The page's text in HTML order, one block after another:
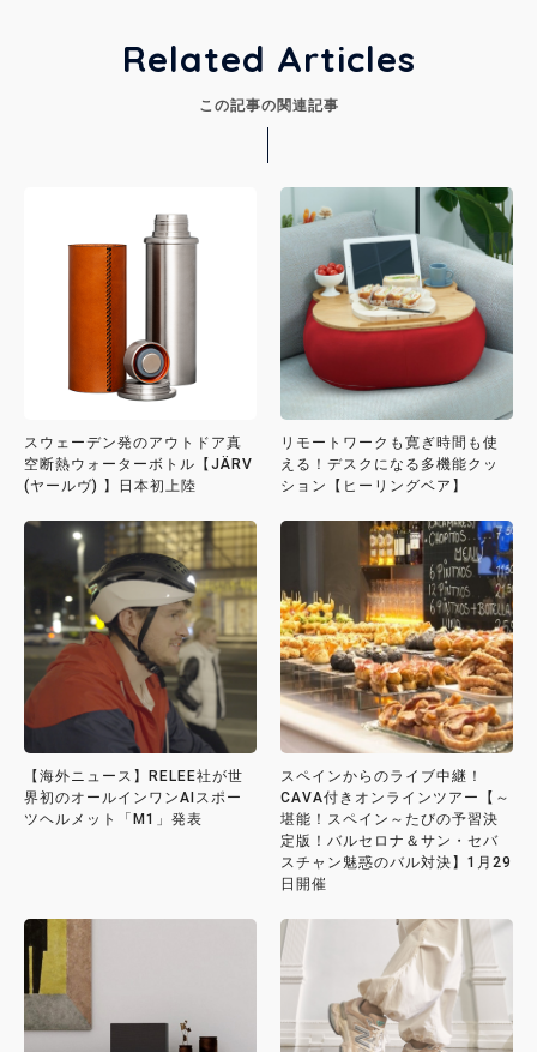
Related Articles
この記事の関連記事
スウェーデン発のアウトドア真
空断熱ウォーターボトル【JÄRV
(ヤールヴ) 】日本初上陸
リモートワークも寛ぎ時間も使
える！デスクになる多機能クッ
ション【ヒーリングベア】
【海外ニュース】RELEE社が世
界初のオールインワンAIスポー
ツヘルメット「M1」発表
スペインからのライブ中継！
CAVA付きオンラインツアー【～
堪能！スペイン～たびの予習決
定版！バルセロナ＆サン・セバ
スチャン魅惑のバル対決】1月29
日開催